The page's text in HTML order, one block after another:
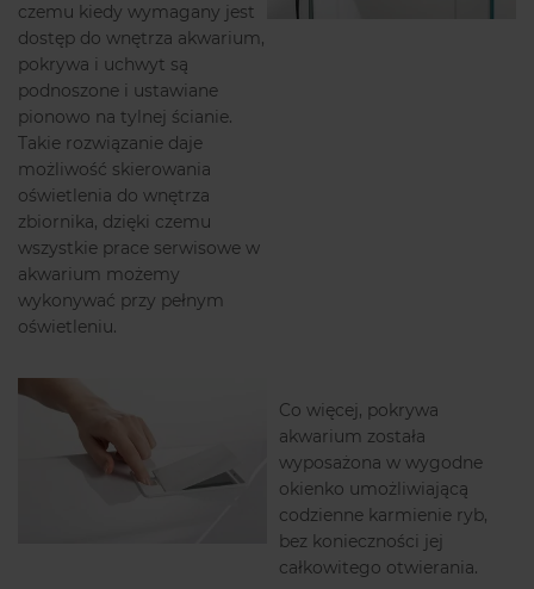
czemu kiedy wymagany jest
dostęp do wnętrza akwarium,
pokrywa i uchwyt są
podnoszone i ustawiane
pionowo na tylnej ścianie.
Takie rozwiązanie daje
możliwość skierowania
oświetlenia do wnętrza
zbiornika, dzięki czemu
wszystkie prace serwisowe w
akwarium możemy
wykonywać przy pełnym
oświetleniu.
Co więcej, pokrywa
akwarium została
wyposażona w wygodne
okienko umożliwiającą
codzienne karmienie ryb,
bez konieczności jej
całkowitego otwierania.